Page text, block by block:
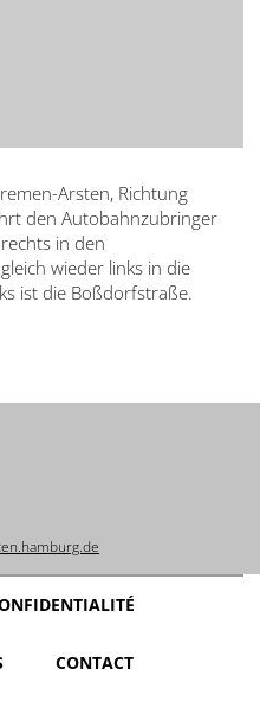
Arsten, Richtung
den Autobahnzubringer
in den
wieder links in die
ist die Boßdorfstraße.
CONTACT